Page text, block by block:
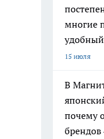
многие
15 июля
В
почему